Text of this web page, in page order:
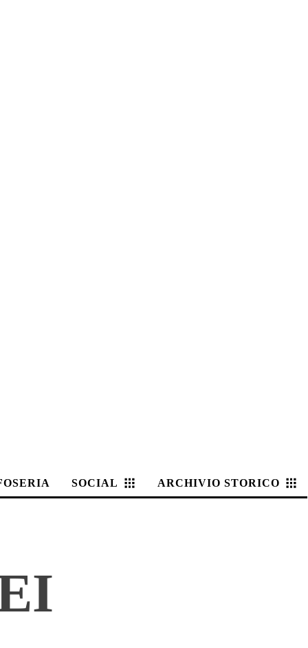
SOCIAL ARCHIVIO STORICO